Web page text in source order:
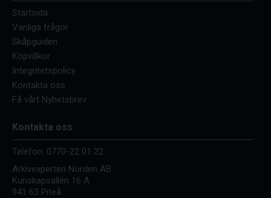
Startsida
Vanliga frågor
Skåpguiden
Köpvillkor
Integritetspolicy
Kontakta oss
Få vårt Nyhetsbrev
Kontakta oss
Telefon: 0770-22 01 22
Arkivexperten Norden AB
Kunskapsallén 16 A
941 63 Piteå